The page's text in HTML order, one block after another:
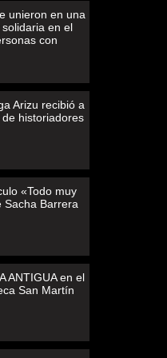
unieron en una
en el
con
Arizu recibió a
historiadores
«Todo muy
Sacha Barrera
ANTIGUA en el
San Martín